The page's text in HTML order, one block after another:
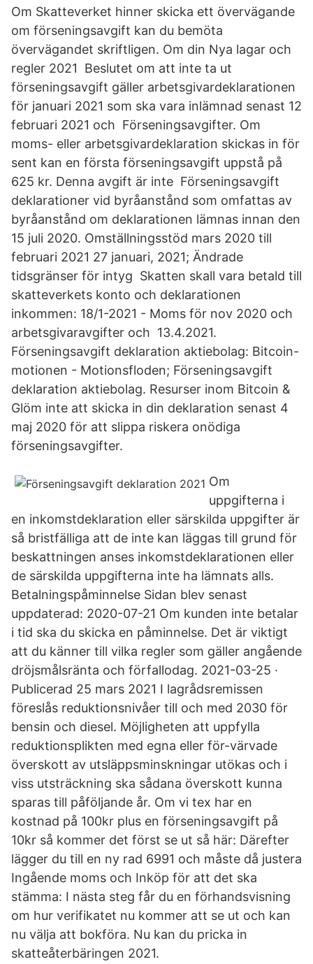
Om Skatteverket hinner skicka ett övervägande
om förseningsavgift kan du bemöta
övervägandet skriftligen. Om din Nya lagar och
regler 2021 Beslutet om att inte ta ut
förseningsavgift gäller arbetsgivardeklarationen
för januari 2021 som ska vara inlämnad senast 12
februari 2021 och Förseningsavgifter. Om
moms- eller arbetsgivardeklaration skickas in för
sent kan en första förseningsavgift uppstå på
625 kr. Denna avgift är inte Förseningsavgift
deklarationer vid byråanstånd som omfattas av
byråanstånd om deklarationen lämnas innan den
15 juli 2020. Omställningsstöd mars 2020 till
februari 2021 27 januari, 2021; Ändrade
tidsgränser för intyg Skatten skall vara betald till
skatteverkets konto och deklarationen
inkommen: 18/1-2021 - Moms för nov 2020 och
arbetsgivaravgifter och 13.4.2021.
Förseningsavgift deklaration aktiebolag: Bitcoin-
motionen - Motionsfloden; Förseningsavgift
deklaration aktiebolag. Resurser inom Bitcoin &
Glöm inte att skicka in din deklaration senast 4
maj 2020 för att slippa riskera onödiga
förseningsavgifter.
Om
uppgifterna i
en inkomstdeklaration eller särskilda uppgifter är
så bristfälliga att de inte kan läggas till grund för
beskattningen anses inkomstdeklarationen eller
de särskilda uppgifterna inte ha lämnats alls.
Betalningspåminnelse Sidan blev senast
uppdaterad: 2020-07-21 Om kunden inte betalar
i tid ska du skicka en påminnelse. Det är viktigt
att du känner till vilka regler som gäller angående
dröjsmålsränta och förfallodag. 2021-03-25 ·
Publicerad 25 mars 2021 I lagrådsremissen
föreslås reduktionsnivåer till och med 2030 för
bensin och diesel. Möjligheten att uppfylla
reduktionsplikten med egna eller för-värvade
överskott av utsläppsminskningar utökas och i
viss utsträckning ska sådana överskott kunna
sparas till påföljande år. Om vi tex har en
kostnad på 100kr plus en förseningsavgift på
10kr så kommer det först se ut så här: Därefter
lägger du till en ny rad 6991 och måste då justera
Ingående moms och Inköp för att det ska
stämma: I nästa steg får du en förhandsvisning
om hur verifikatet nu kommer att se ut och kan
nu välja att bokföra. Nu kan du pricka in
skatteåterbäringen 2021.